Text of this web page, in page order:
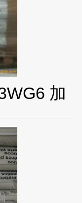
加